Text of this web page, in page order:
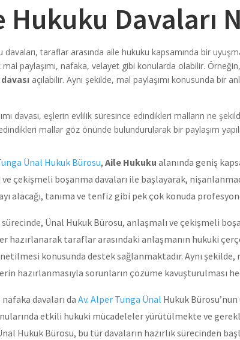
Hukuku Davaları
davaları, taraflar arasında aile hukuku kapsamında bir
mal paylaşımı, nafaka, velayet gibi konularda olabilir.
açılabilir. Aynı şekilde, mal paylaşımı konusunda
davası, eşlerin evlilik süresince edindikleri malların ne
mallar göz önünde bulundurularak bir paylaşım
Ünal Hukuk Bürosu, Aile Hukuku alanında geniş
ve çekişmeli boşanma davaları ile başlayarak,
alacağı, tanıma ve tenfiz gibi pek çok konuda
sürecinde, Ünal Hukuk Bürosu, anlaşmalı ve çekişmeli
hazırlanarak taraflar arasındaki anlaşmanın hukuki
konusunda destek sağlanmaktadır. Aynı
hazırlanmasıyla sorunların çözüme kavuşturulması
davaları da Av. Alper Tunga Ünal Hukuk
etkili hukuki mücadeleler yürütülmekte ve
Hukuk Bürosu, bu tür davaların hazırlık sürecinden